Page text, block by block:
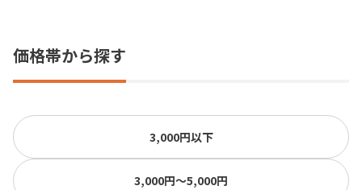
価格帯から探す
3,000円以下
3,000円〜5,000円